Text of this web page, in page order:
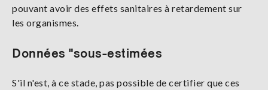
pouvant avoir des effets sanitaires à retardement sur
les organismes.
Données "sous-estimées
S'il n'est, à ce stade, pas possible de certifier que ces